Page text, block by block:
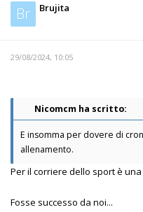
Br Brujita
29/08/2024, 10:05
Nicomcm ha scritto:
E insomma per dovere di
allenamento.
Per il corriere dello sport è
Fosse successo da noi...